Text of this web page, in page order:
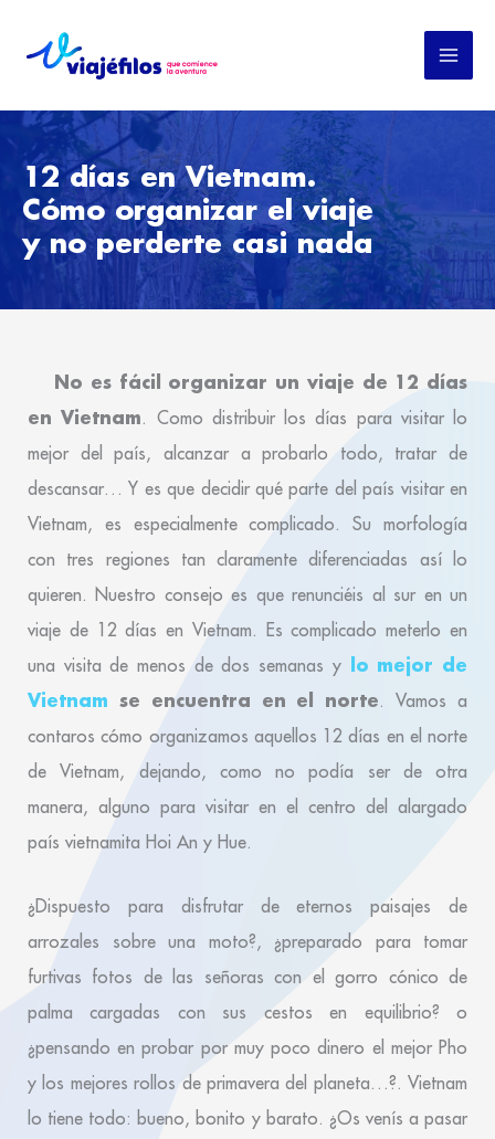
12 días en Vietnam.
Cómo organizar el viaje
y no perderte casi nada
No es fácil organizar un viaje de 12 días
en Vietnam. Como distribuir los días para visitar lo
mejor del país, alcanzar a probarlo todo, tratar de
descansar… Y es que decidir qué parte del país visitar en
Vietnam, es especialmente complicado. Su morfología
con tres regiones tan claramente diferenciadas así lo
quieren. Nuestro consejo es que renunciéis al sur en un
viaje de 12 días en Vietnam. Es complicado meterlo en
una visita de menos de dos semanas ylo mejor de
Vietnam se encuentra en el norte. Vamos a
contaros cómo organizamos aquellos 12 días en el norte
de Vietnam, dejando, como no podía ser de otra
manera, alguno para visitar en el centro del alargado
país vietnamita Hoi An y Hue.
¿Dispuesto para disfrutar de eternos paisajes de
arrozales sobre una moto?, ¿preparado para tomar
furtivas fotos de las señoras con el gorro cónico de
palma cargadas con sus cestos en equilibrio? o
¿pensando en probar por muy poco dinero el mejor Pho
y los mejores rollos de primavera del planeta…?. Vietnam
lo tiene todo: bueno, bonito y barato. ¿Os venís a pasar